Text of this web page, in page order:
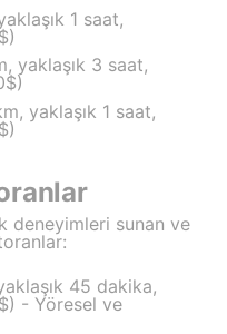
1 saat,
yaklaşık 3 saat,
yaklaşık 1 saat,
deneyimleri sunan ve
45 dakika,
- Yöresel ve